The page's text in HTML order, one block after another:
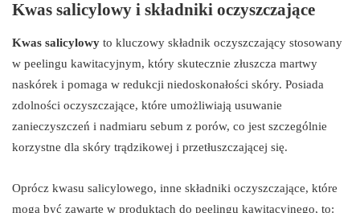
Kwas salicylowy i składniki oczyszczające
Kwas salicylowy to kluczowy składnik oczyszczający stosowany
w peelingu kawitacyjnym, który skutecznie złuszcza martwy
naskórek i pomaga w redukcji niedoskonałości skóry. Posiada
zdolności oczyszczające, które umożliwiają usuwanie
zanieczyszczeń i nadmiaru sebum z porów, co jest szczególnie
korzystne dla skóry trądzikowej i przetłuszczającej się.
Oprócz kwasu salicylowego, inne składniki oczyszczające, które
mogą być zawarte w produktach do peelingu kawitacyjnego, to: